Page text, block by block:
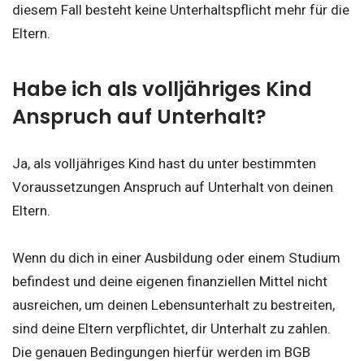
diesem Fall besteht keine Unterhaltspflicht mehr für die
Eltern.
Habe ich als volljähriges Kind
Anspruch auf Unterhalt?
Ja, als volljähriges Kind hast du unter bestimmten
Voraussetzungen Anspruch auf Unterhalt von deinen
Eltern.
Wenn du dich in einer Ausbildung oder einem Studium
befindest und deine eigenen finanziellen Mittel nicht
ausreichen, um deinen Lebensunterhalt zu bestreiten,
sind deine Eltern verpflichtet, dir Unterhalt zu zahlen.
Die genauen Bedingungen hierfür werden im BGB